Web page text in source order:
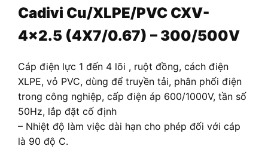
Cadivi Cu/XLPE/PVC CXV-
4×2.5 (4X7/0.67) – 300/500V
Cáp điện lực 1 đến 4 lõi , ruột đồng, cách điện
XLPE, vỏ PVC, dùng để truyền tải, phân phối điện
trong công nghiệp, cấp điện áp 600/1000V, tần số
50Hz, lắp đặt cố định
– Nhiệt độ làm việc dài hạn cho phép đối với cáp
là 90 độ C.